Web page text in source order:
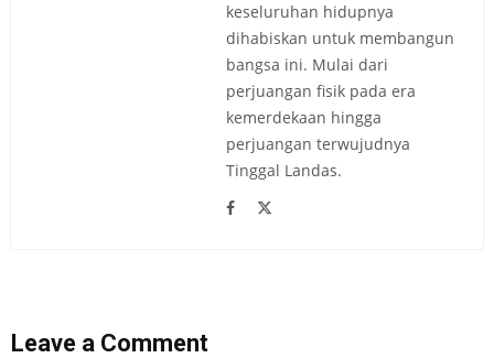
keseluruhan hidupnya
dihabiskan untuk membangun
bangsa ini. Mulai dari
perjuangan fisik pada era
kemerdekaan hingga
perjuangan terwujudnya
Tinggal Landas.
Leave a Comment